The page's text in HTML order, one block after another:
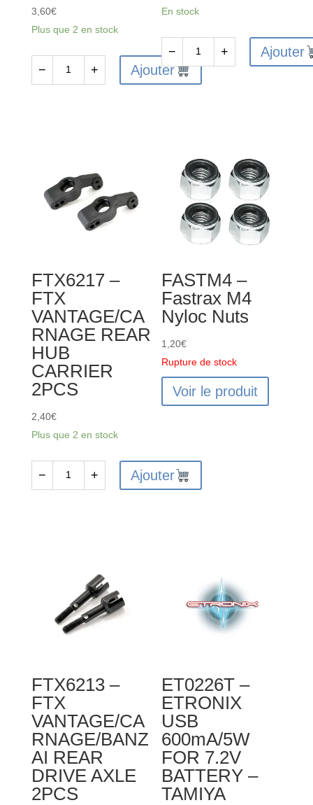
3,60€
Plus que 2 en stock
CARNAGE
SHOCK
LOWER
CAPS
(2SETS)
− + Ajouter
En stock
de
STEERING
KNUCKLE
− + Ajouter
FTX6217 –
FTX
VANTAGE/CA
RNAGE REAR
HUB
CARRIER
2PCS
2,40€
Plus que 2 en stock
VANTAGE/CARNAGE
CARRIER
− + Ajouter
FASTM4 –
Fastrax M4
Nyloc Nuts
1,20€
Rupture de stock
Voir le produit
FTX6213 –
FTX
VANTAGE/CA
RNAGE/BANZ
AI REAR
DRIVE AXLE
2PCS
ET0226T –
ETRONIX
USB
600mA/5W
FOR 7.2V
BATTERY –
TAMIYA